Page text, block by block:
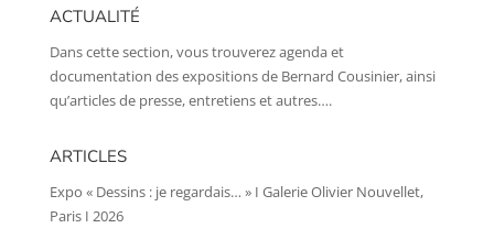
ACTUALITÉ
Dans cette section, vous trouverez agenda et
documentation des expositions de Bernard Cousinier, ainsi
qu’articles de presse, entretiens et autres….
ARTICLES
Expo « Dessins : je regardais… » I Galerie Olivier Nouvellet,
Paris I 2026